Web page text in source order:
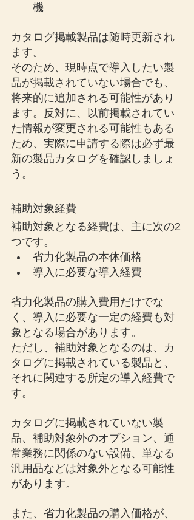
機
カタログ掲載製品は随時更新され
ます。
そのため、現時点で導入したい製
品が掲載されていない場合でも、
将来的に追加される可能性があり
ます。反対に、以前掲載されてい
た情報が変更される可能性もある
ため、実際に申請する際は必ず最
新の製品カタログを確認しましょ
う。
補助対象経費
補助対象となる経費は、主に次の2
つです。
省力化製品の本体価格
導入に必要な導入経費
省力化製品の購入費用だけでな
く、導入に必要な一定の経費も対
象となる場合があります。
ただし、補助対象となるのは、カ
タログに掲載されている製品と、
それに関連する所定の導入経費で
す。
カタログに掲載されていない製
品、補助対象外のオプション、通
常業務に関係のない設備、単なる
汎用品などは対象外となる可能性
があります。
また、省力化製品の購入価格が、